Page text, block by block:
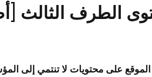
الطرف
على محتويات لا تنتمي إلى